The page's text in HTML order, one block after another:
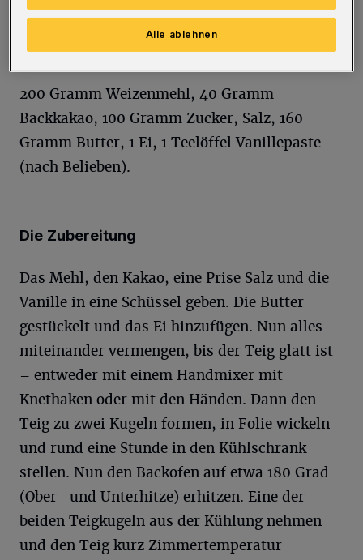
Die Zutaten
200 Gramm Weizenmehl, 40 Gramm
Backkakao, 100 Gramm Zucker, Salz, 160
Gramm Butter, 1 Ei, 1 Teelöffel Vanillepaste
(nach Belieben).
Die Zubereitung
Das Mehl, den Kakao, eine Prise Salz und die
Vanille in eine Schüssel geben. Die Butter
gestückelt und das Ei hinzufügen. Nun alles
miteinander vermengen, bis der Teig glatt ist
– entweder mit einem Handmixer mit
Knethaken oder mit den Händen. Dann den
Teig zu zwei Kugeln formen, in Folie wickeln
und rund eine Stunde in den Kühlschrank
stellen. Nun den Backofen auf etwa 180 Grad
(Ober- und Unterhitze) erhitzen. Eine der
beiden Teigkugeln aus der Kühlung nehmen
und den Teig kurz Zimmertemperatur
Alle ablehnen